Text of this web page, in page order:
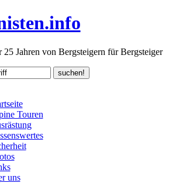
25 Jahren von Bergsteigern für Bergsteiger
Touren
uns